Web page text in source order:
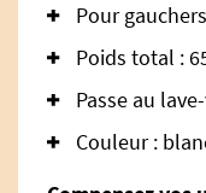
Pour
Poids total :
Passe au
Couleur :